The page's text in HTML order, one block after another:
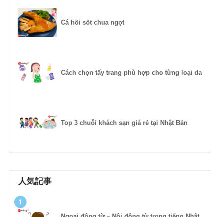
Cá hồi sốt chua ngọt
Cách chọn tẩy trang phù hợp cho từng loại da
Top 3 chuỗi khách sạn giá rẻ tại Nhật Bản
人気記事
1